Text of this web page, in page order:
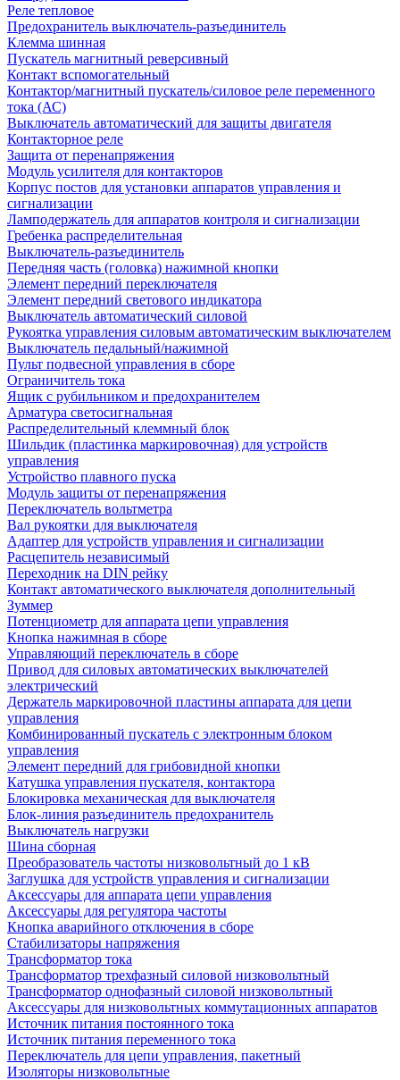
Реле тепловое
Предохранитель выключатель-разъединитель
Клемма шинная
Пускатель магнитный реверсивный
Контакт вспомогательный
Контактор/магнитный пускатель/силовое реле переменного
тока (АС)
Выключатель автоматический для защиты двигателя
Контакторное реле
Защита от перенапряжения
Модуль усилителя для контакторов
Корпус постов для установки аппаратов управления и
сигнализации
Ламподержатель для аппаратов контроля и сигнализации
Гребенка распределительная
Выключатель-разъединитель
Передняя часть (головка) нажимной кнопки
Элемент передний переключателя
Элемент передний светового индикатора
Выключатель автоматический силовой
Рукоятка управления силовым автоматическим выключателем
Выключатель педальный/нажимной
Пульт подвесной управления в сборе
Ограничитель тока
Ящик с рубильником и предохранителем
Арматура светосигнальная
Распределительный клеммный блок
Шильдик (пластинка маркировочная) для устройств
управления
Устройство плавного пуска
Модуль защиты от перенапряжения
Переключатель вольтметра
Вал рукоятки для выключателя
Адаптер для устройств управления и сигнализации
Расцепитель независимый
Переходник на DIN рейку
Контакт автоматического выключателя дополнительный
Зуммер
Потенциометр для аппарата цепи управления
Кнопка нажимная в сборе
Управляющий переключатель в сборе
Привод для силовых автоматических выключателей
электрический
Держатель маркировочной пластины аппарата для цепи
управления
Комбинированный пускатель с электронным блоком
управления
Элемент передний для грибовидной кнопки
Катушка управления пускателя, контактора
Блокировка механическая для выключателя
Блок-линия разъединитель предохранитель
Выключатель нагрузки
Шина сборная
Преобразователь частоты низковольтный до 1 кВ
Заглушка для устройств управления и сигнализации
Аксессуары для аппарата цепи управления
Аксессуары для регулятора частоты
Кнопка аварийного отключения в сборе
Стабилизаторы напряжения
Трансформатор тока
Трансформатор трехфазный силовой низковольтный
Трансформатор однофазный силовой низковольтный
Аксессуары для низковольтных коммутационных аппаратов
Источник питания постоянного тока
Источник питания переменного тока
Переключатель для цепи управления, пакетный
Изоляторы низковольтные